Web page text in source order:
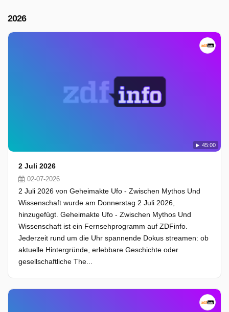
2026
45:00
2 Juli 2026
02-07-2026
2 Juli 2026 von Geheimakte Ufo - Zwischen Mythos Und
Wissenschaft wurde am Donnerstag 2 Juli 2026,
hinzugefügt. Geheimakte Ufo - Zwischen Mythos Und
Wissenschaft ist ein Fernsehprogramm auf ZDFinfo.
Jederzeit rund um die Uhr spannende Dokus streamen: ob
aktuelle Hintergründe, erlebbare Geschichte oder
gesellschaftliche The...